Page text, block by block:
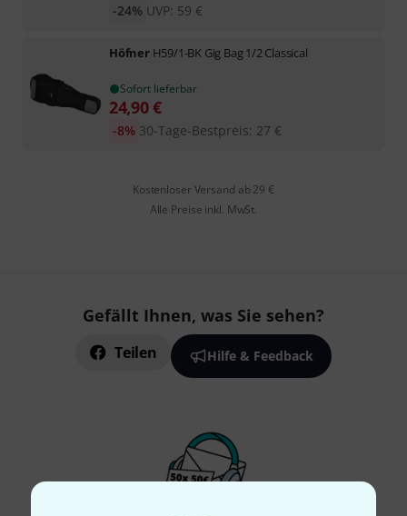
UVP: 59 €
-24%
Höfner H59/1-BK Gig Bag 1/2 Classical
Sofort lieferbar
24,90€
30-Tage-Bestpreis: 27 €
-8%
Kostenloser Versand ab 29 €
Alle Preise inkl. MwSt.
Gefällt Ihnen, was Sie sehen?
Teilen Hilfe & Feedback